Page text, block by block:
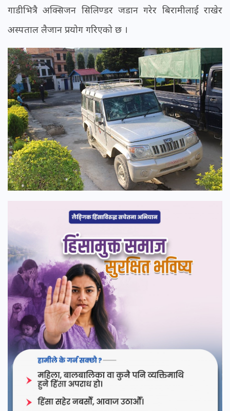
गाडीभित्रै अक्सिजन सिलिण्डर जडान गरेर बिरामीलाई राखेर
अस्पताल लैजान प्रयोग गरिएको छ ।